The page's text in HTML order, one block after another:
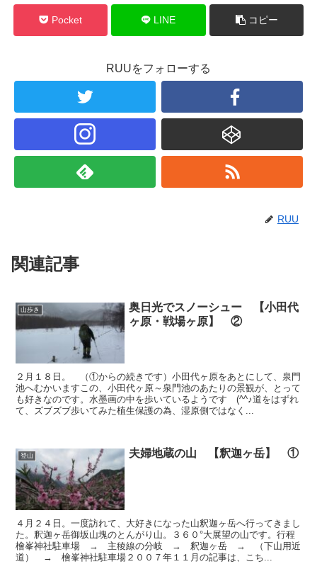
Pocket LINE コピー
RUUをフォローする
RUU
関連記事
山歩き
奥日光でスノーシュー 【小田代
ヶ原・戦場ヶ原】 ②
２月１８日。 （①からの続きです）小田代ヶ原をあとにして、泉門
池へむかいますこの、小田代ヶ原～泉門池のあたりの景観が、とって
も好きなのです。水墨画の中を歩いているようです (^^♪道をはずれ
て、ズブズブ歩いてみた植生保護の為、湿原側ではなく...
登山 夫婦地蔵の山 【釈迦ヶ岳】 ①
４月２４日。一度訪れて、大好きになった山釈迦ヶ岳へ行ってきまし
た。釈迦ヶ岳御坂山塊のとんがり山。３６０°大展望の山です。行程
檜峯神社駐車場 → 主稜線の分岐 → 釈迦ヶ岳 → （下山用近
道） → 檜峯神社駐車場２００７年１１月の記事は、こち...